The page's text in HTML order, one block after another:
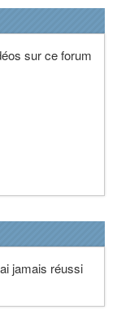
sur ce forum
jamais réussi